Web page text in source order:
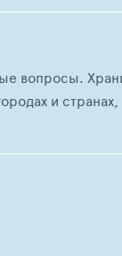
вопросы.
и